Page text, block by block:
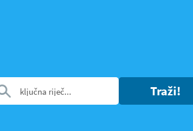
Traži!